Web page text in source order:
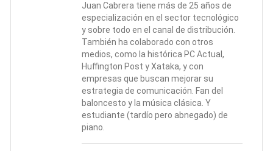
Juan Cabrera tiene más de 25 años de
especialización en el sector tecnológico
y sobre todo en el canal de distribución.
También ha colaborado con otros
medios, como la histórica PC Actual,
Huffington Post y Xataka, y con
empresas que buscan mejorar su
estrategia de comunicación. Fan del
baloncesto y la música clásica. Y
estudiante (tardío pero abnegado) de
piano.